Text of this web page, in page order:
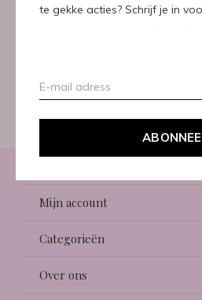
te gekke acties? Schrijf je in
Mijn account
Categorieën
Over ons